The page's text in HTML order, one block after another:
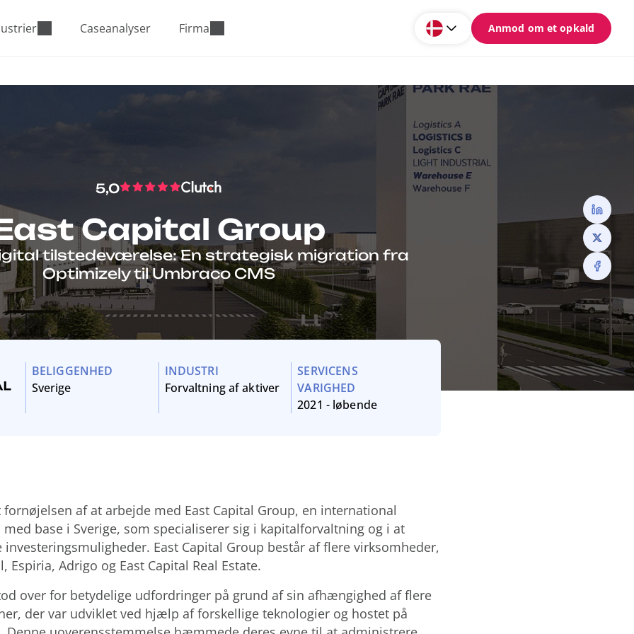
Caseanalyser Firma Anmod om et opkald
5,0
Capital Group
tilstedeværelse: En strategisk migration fra
Optimizely til Umbraco CMS
BELIGGENHED
Sverige
INDUSTRI
Forvaltning af aktiver
SERVICENS
VARIGHED
2021 - løbende
fornøjelsen af at arbejde med East Capital Group, en international
base i Sverige, som specialiserer sig i kapitalforvaltning og i at
East Capital Group består af flere virksomheder,
Espiria, Adrigo og East Capital Real Estate.
over for betydelige udfordringer på grund af sin afhængighed af flere
der var udviklet ved hjælp af forskellige teknologier og hostet på